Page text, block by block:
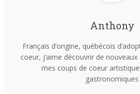
Anthony
Français d’origine, québécois
coeur, j’aime découvrir de
mes coups de coeur
gastronomiques